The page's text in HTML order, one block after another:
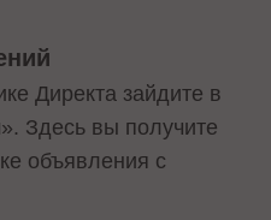
Директа зайдите в
Здесь вы получите
объявления с